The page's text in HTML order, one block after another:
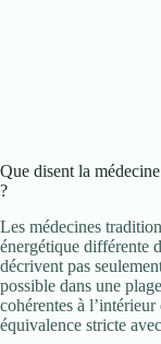
Que disent la
?
Les médecines
énergétique différente
décrivent pas
possible dans une
cohérentes à
équivalence stricte